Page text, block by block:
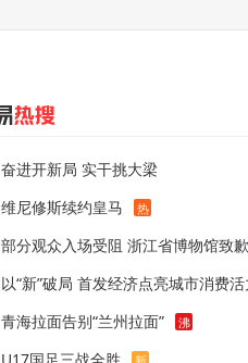
奋进开新局 实干挑大梁
维尼修斯续约皇马 热
部分观众入场受阻 浙江省博物馆致歉
以“新”破局 首发经济点亮城市消费活
青海拉面告别“兰州拉面” 沸
新